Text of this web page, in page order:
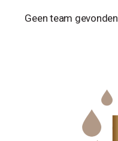
Geen team gevonden